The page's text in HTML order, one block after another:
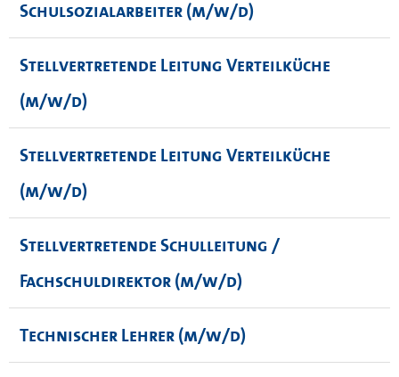
Schulsozialarbeiter (m/w/d)
Stellvertretende Leitung Verteilküche
(m/w/d)
Stellvertretende Leitung Verteilküche
(m/w/d)
Stellvertretende Schulleitung /
Fachschuldirektor (m/w/d)
Technischer Lehrer (m/w/d)